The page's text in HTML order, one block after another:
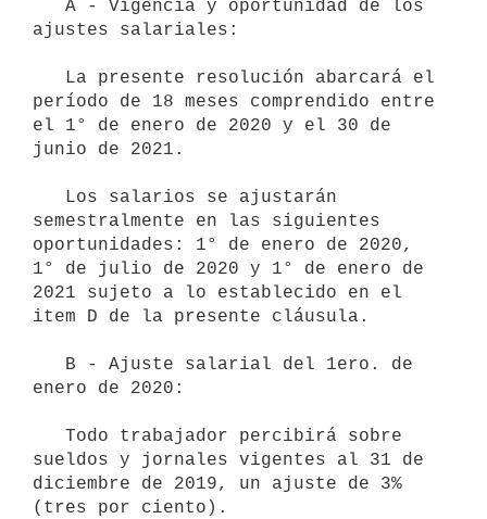
ajustes salariales:
período de 18 meses comprendido entre
el 1° de enero de 2020 y el 30 de
junio de 2021.
semestralmente en las siguientes
oportunidades: 1° de enero de 2020,
1° de julio de 2020 y 1° de enero de
2021 sujeto a lo establecido en el
item D de la presente cláusula.
enero de 2020:
sueldos y jornales vigentes al 31 de
diciembre de 2019, un ajuste de 3%
(tres por ciento).